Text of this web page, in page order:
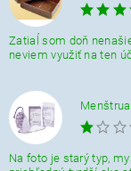
Zatiaĺ som doň
neviem využiť na ten
Na foto je starý typ,